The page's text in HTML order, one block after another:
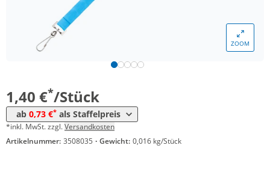
ZOOM
1,40 €*/Stück
ab 0,73 €* als Staffelpreis
ab 5000 Stück
ab 10000 Stück
*inkl. MwSt. zzgl.Versandkosten
Artikelnummer: 3508035 · Gewicht: 0,016 kg/Stück